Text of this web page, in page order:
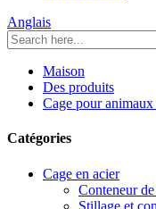
Anglais
Maison
Des produits
Cage pour
Catégories
Cage en acier
Conteneur
Stillage et